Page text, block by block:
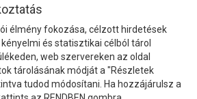
élmény fokozása, célzott hirdetések
és statisztikai célból tárol
web szervereken az oldal
tárolásának módját a "Részletek
tudod módosítani. Ha hozzájárulsz a